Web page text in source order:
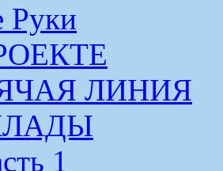
Руки
ЛИНИЯ
1